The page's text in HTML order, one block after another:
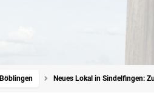
Böblingen Neues Lokal in Sindelfingen: